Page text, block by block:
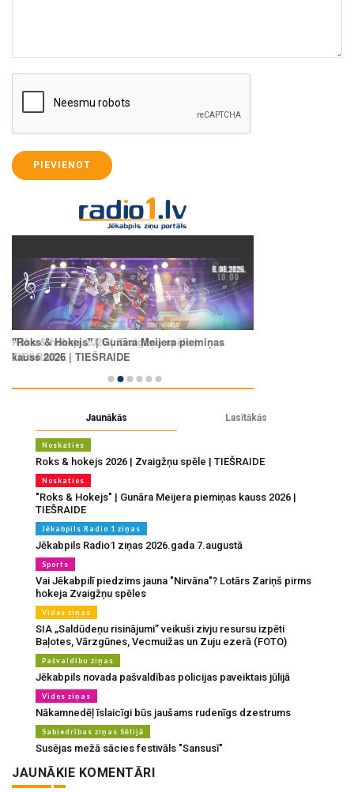
PIEVIENOT
Jaunākās Lasītākās
Noskaties
Roks & hokejs 2026 | Zvaigžņu spēle | TIEŠRAIDE
Noskaties
"Roks & Hokejs" | Gunāra Meijera piemiņas kauss 2026 |
TIEŠRAIDE
Jēkabpils Radio 1 ziņas
Jēkabpils Radio1 ziņas 2026.gada 7.augustā
Sports
Vai Jēkabpilī piedzims jauna "Nirvāna"? Lotārs Zariņš pirms
hokeja Zvaigžņu spēles
Vides ziņas
SIA „Saldūdeņu risinājumi” veikuši zivju resursu izpēti
Baļotes, Vārzgūnes, Vecmuižas un Zuju ezerā (FOTO)
Pašvaldību ziņas
Jēkabpils novada pašvaldības policijas paveiktais jūlijā
Vides ziņas
Nākamnedēļ īslaicīgi būs jaušams rudenīgs dzestrums
Sabiedrības ziņas Sēlijā
Susējas mežā sācies festivāls "Sansusī"
JAUNĀKIE KOMENTĀRI